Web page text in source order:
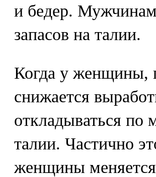
и бедер.
запасов на талии.
Когда у женщины,
снижается
откладываться по
талии. Частично
женщины меняется